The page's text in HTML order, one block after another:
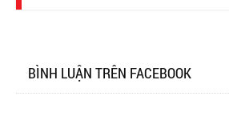
BÌNH LUẬN TRÊN FACEBOOK